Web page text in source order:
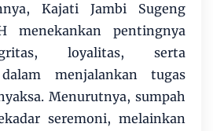
Kajati Jambi Sugeng
menekankan pentingnya
loyalitas, serta
menjalankan tugas
Menurutnya, sumpah
seremoni, melainkan